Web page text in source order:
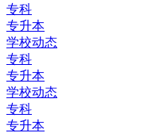
专科
专升本
学校动态
专科
专升本
学校动态
专科
专升本